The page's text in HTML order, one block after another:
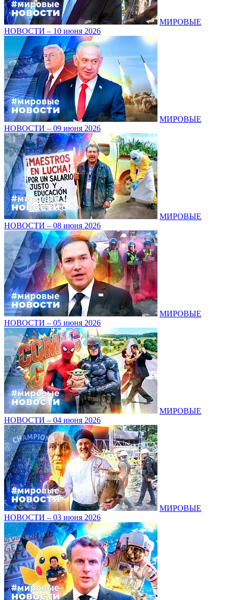
МИРОВЫЕ
НОВОСТИ – 10 июня 2026
МИРОВЫЕ
НОВОСТИ – 09 июня 2026
МИРОВЫЕ
НОВОСТИ – 08 июня 2026
МИРОВЫЕ
НОВОСТИ – 05 июня 2026
МИРОВЫЕ
НОВОСТИ – 04 июня 2026
МИРОВЫЕ
НОВОСТИ – 03 июня 2026